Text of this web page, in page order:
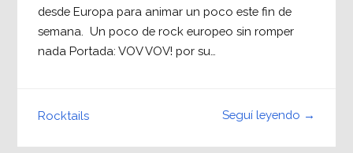
desde Europa para animar un poco este fin de
semana. Un poco de rock europeo sin romper
nada Portada: VOV VOV! por su…
Seguí leyendo →
Rocktails